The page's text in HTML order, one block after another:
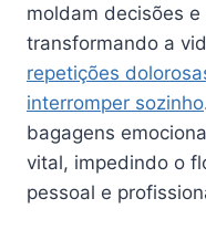
moldam decisões
transformando a
repetições
interromper sozinho
bagagens
vital, impedindo o
pessoal e